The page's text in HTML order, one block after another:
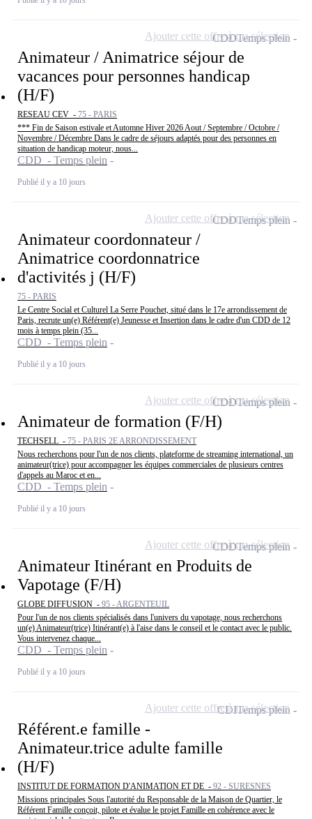
Animateur / Animatrice séjour de
vacances pour personnes handicap
(H/F)
RESEAU CEV - 75 - PARIS
*** Fin de Saison estivale et Automne Hiver 2026 Aout / Septembre / Octobre /
Novembre / Décembre Dans le cadre de séjours adaptés pour des personnes en
situation de handicap moteur, nous...
CDD - Temps plein
Publié il y a 10 jours
CDDTemps plein
Ajouter cette offre à ma sélection
Animateur coordonnateur /
Animatrice coordonnatrice
d'activités j (H/F)
75 - PARIS
Le Centre Social et Culturel La Serre Pouchet, situé dans le 17e arrondissement de
Paris, recrute un(e) Référent(e) Jeunesse et Insertion dans le cadre d'un CDD de 12
mois à temps plein (35...
CDD - Temps plein
Publié il y a 10 jours
CDDTemps plein
Ajouter cette offre à ma sélection
Animateur de formation (F/H)
TECHSELL - 75 - PARIS 2E ARRONDISSEMENT
Nous recherchons pour l'un de nos clients, plateforme de streaming international, un
animateur(trice) pour accompagner les équipes commerciales de plusieurs centres
d'appels au Maroc et en...
CDD - Temps plein
Publié il y a 10 jours
CDDTemps plein
Ajouter cette offre à ma sélection
Animateur Itinérant en Produits de
Vapotage (F/H)
GLOBE DIFFUSION - 95 - ARGENTEUIL
Pour l'un de nos clients spécialisés dans l'univers du vapotage, nous recherchons
un(e) Animateur(trice) Itinérant(e) à l'aise dans le conseil et le contact avec le public.
Vous intervenez chaque...
CDD - Temps plein
Publié il y a 10 jours
CDDTemps plein
Ajouter cette offre à ma sélection
Référent.e famille -
Animateur.trice adulte famille
(H/F)
INSTITUT DE FORMATION D'ANIMATION ET DE - 92 - SURESNES
Missions principales Sous l'autorité du Responsable de la Maison de Quartier, le
Référent Famille conçoit, pilote et évalue le projet Famille en cohérence avec le
CDITemps plein
Ajouter cette offre à ma sélection